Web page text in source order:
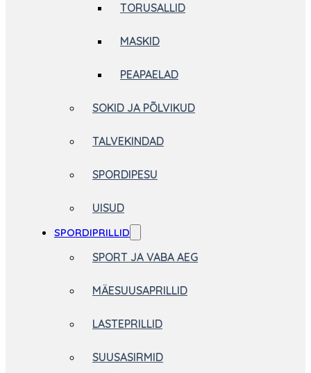
TORUSALLID
MASKID
PEAPAELAD
SOKID JA PÕLVIKUD
TALVEKINDAD
SPORDIPESU
UISUD
SPORDIPRILLID
SPORT JA VABA AEG
MÄESUUSAPRILLID
LASTEPRILLID
SUUSASIRMID